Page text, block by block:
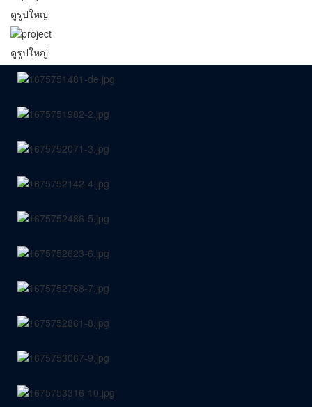
ดูรูปใหญ่
ดูรูปใหญ่